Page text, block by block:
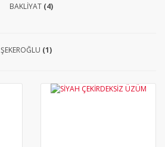
BAKLİYAT (4)
ŞEKEROĞLU (1)